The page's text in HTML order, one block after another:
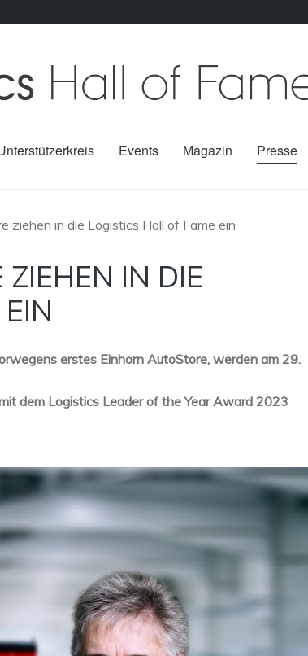
Events Magazin Presse
ziehen in die Logistics Hall of Fame ein
IN DIE
erstes Einhorn AutoStore, werden am 29.
dem Logistics Leader of the Year Award 2023